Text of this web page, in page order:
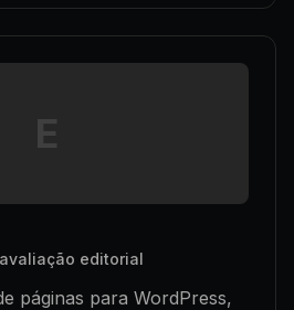
E
avaliação editorial
páginas para WordPress,